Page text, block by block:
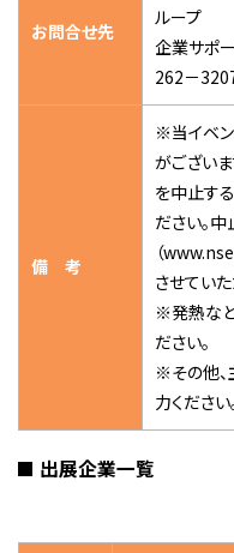
お問合せ先
ループ
企業サポ
262－
備 考
※当イベ
がござい
を中止す
ださい。
（
させていた
※発熱な
ださい。
※その他
力ください
出展企業一覧